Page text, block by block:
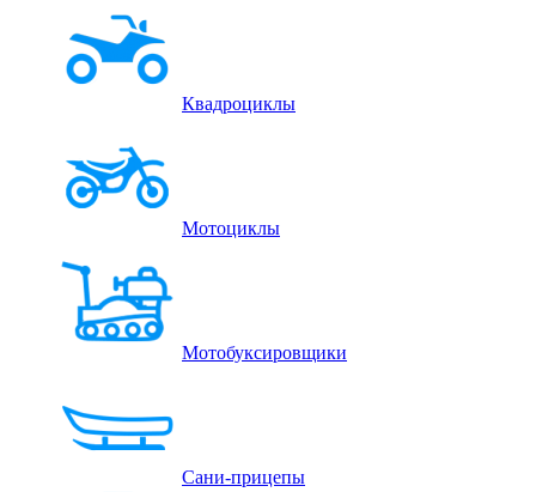
Квадроциклы
Мотоциклы
Мотобуксировщики
Сани-прицепы